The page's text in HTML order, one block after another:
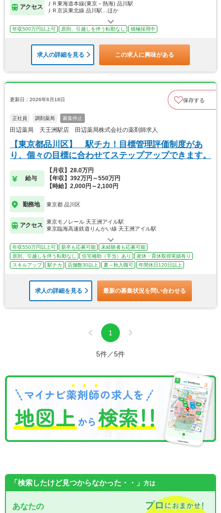
アクセス
ＪＲ東海道本線(東京－熱海) 品川駅
ＪＲ京浜東北線 品川駅…ほか
年収500万円以上可 原則、引越しを伴う転勤なし 積極採用中
求人の詳細を見る この求人に興味がある
更新日：2026年6月18日 保存する
正社員 調剤薬局 募集停止
田辺薬局 天王洲駅店 田辺薬局株式会社の薬剤師求人
【東京都品川区】 駅チカ！目標管理評価制度があ
り、個々の目標に合わせてステップアップできます。
給与
【月収】28.0万円
【年収】392万円～550万円
【時給】2,000円～2,100円
勤務地 東京都 品川区
アクセス
東京モノレール 天王洲アイル駅
東京臨海高速鉄道りんかい線 天王洲アイル駅
年収550万円以上可 新卒も応募可能
未経験者も応募可能
原則、引越しを伴う転勤なし
住宅補助（手当）あり
産休・育休取得実績有り
スキルアップ
駅チカ 店舗数30以上 夏～秋入職可 年間休日120日以上
求人の詳細を見る 最新の募集状況を問い合わせる
1
5件／5件
「検索したけど見つからなかった・・」 方は
あなたの